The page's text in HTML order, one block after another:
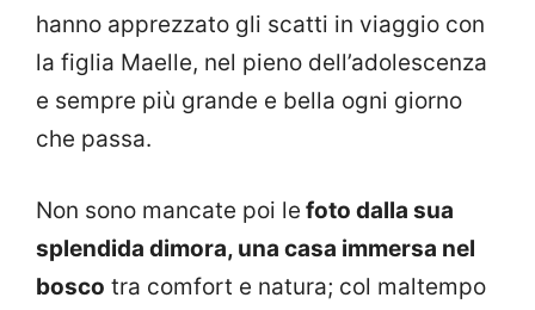
hanno apprezzato gli scatti in viaggio con
la figlia Maelle, nel pieno dell’adolescenza
e sempre più grande e bella ogni giorno
che passa.
Non sono mancate poi le foto dalla sua
splendida dimora, una casa immersa nel
bosco tra comfort e natura; col maltempo